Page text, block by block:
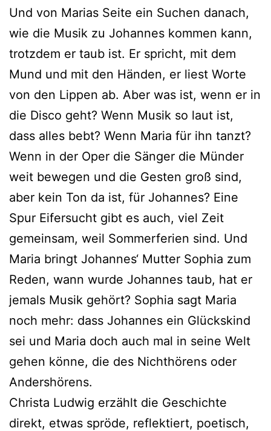
Und von Marias Seite ein Suchen danach,
wie die Musik zu Johannes kom­men kann,
trotz­dem er taub ist. Er spricht, mit dem
Mund und mit den Händen, er liest Worte
von den Lippen ab. Aber was ist, wenn er in
die Disco geht? Wenn Musik so laut ist,
dass alles bebt? Wenn Maria für ihn tanzt?
Wenn in der Oper die Sänger die Münder
weit bewe­gen und die Gesten groß sind,
aber kein Ton da ist, für Johannes? Eine
Spur Eifersucht gibt es auch, viel Zeit
gemein­sam, weil Sommerferien sind. Und
Maria bringt Johannes‘ Mutter Sophia zum
Reden, wann wur­de Johannes taub, hat er
jemals Musik gehört? Sophia sagt Maria
noch mehr: dass Johannes ein Glückskind
sei und Maria doch auch mal in sei­ne Welt
gehen kön­ne, die des Nichthörens oder
Andershörens.
Christa Ludwig erzählt die Geschichte
direkt, etwas sprö­de, reflek­tiert, poe­tisch,